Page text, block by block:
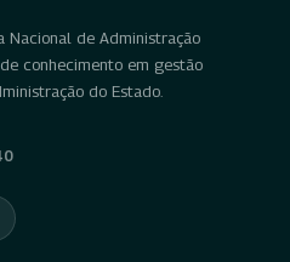
Nacional de Administração
conhecimento em gestão
do Estado.